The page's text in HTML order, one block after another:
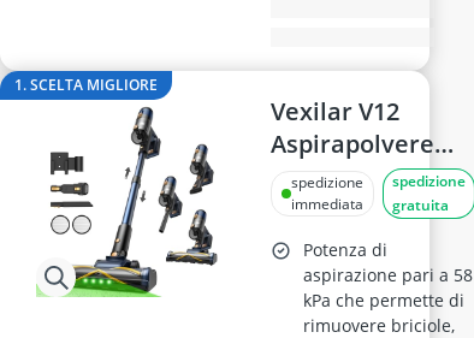
1. SCELTA MIGLIORE
Vexilar V12
Aspirapolvere
Senza Fili
58000Pa, 50min,
Senza Sacco,
Ultra Leggero,
Antigroviglio
spedizione
immediata
spedizione
gratuita
Potenza di
aspirazione pari a 58
kPa che permette di
rimuovere briciole,